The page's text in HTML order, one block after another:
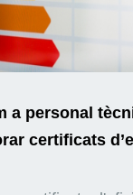
a personal
certificats